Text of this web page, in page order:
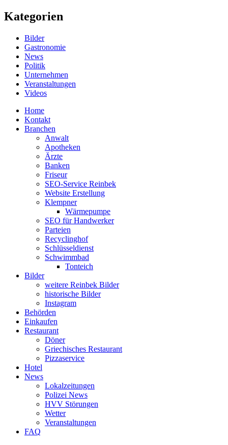
Kategorien
Bilder
Gastronomie
News
Politik
Unternehmen
Veranstaltungen
Videos
Home
Kontakt
Branchen
Anwalt
Apotheken
Ärzte
Banken
Friseur
SEO-Service Reinbek
Website Erstellung
Klempner
Wärmepumpe
SEO für Handwerker
Parteien
Recyclinghof
Schlüsseldienst
Schwimmbad
Tonteich
Bilder
weitere Reinbek Bilder
historische Bilder
Instagram
Behörden
Einkaufen
Restaurant
Döner
Griechisches Restaurant
Pizzaservice
Hotel
News
Lokalzeitungen
Polizei News
HVV Störungen
Wetter
Veranstaltungen
FAQ